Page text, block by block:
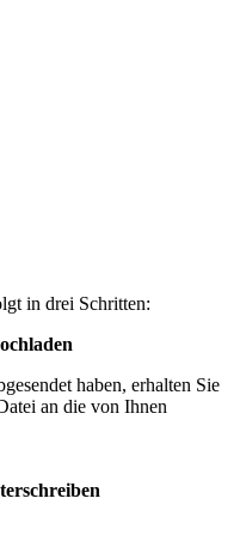
in drei Schritten:
haben, erhalten Sie
an die von Ihnen